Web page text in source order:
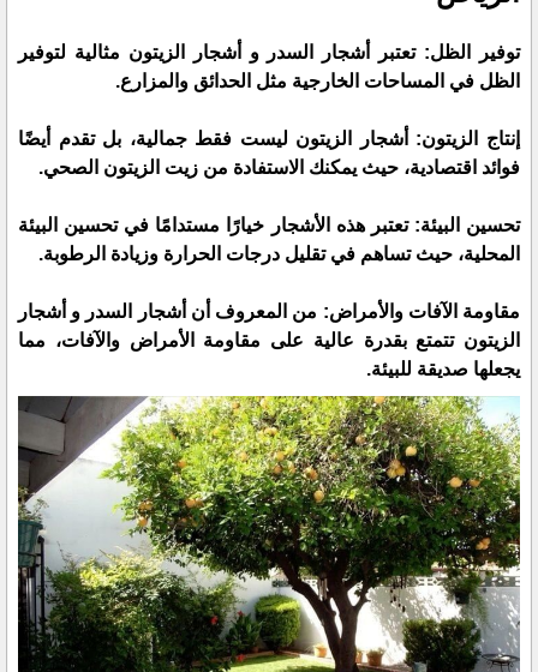
توفير الظل: تعتبر أشجار السدر و أشجار الزيتون مثالية لتوفير
الظل في المساحات الخارجية مثل الحدائق والمزارع.
إنتاج الزيتون: أشجار الزيتون ليست فقط جمالية، بل تقدم أيضًا
فوائد اقتصادية، حيث يمكنك الاستفادة من زيت الزيتون الصحي.
تحسين البيئة: تعتبر هذه الأشجار خيارًا مستدامًا في تحسين البيئة
المحلية، حيث تساهم في تقليل درجات الحرارة وزيادة الرطوبة.
مقاومة الآفات والأمراض: من المعروف أن أشجار السدر و أشجار
الزيتون تتمتع بقدرة عالية على مقاومة الأمراض والآفات، مما
يجعلها صديقة للبيئة.